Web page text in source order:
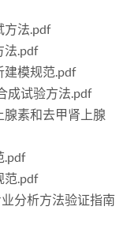
方法.pdf
法.pdf
建模规范.pdf
成试验方法.pdf
腺素和去甲肾上腺
.pdf
范.pdf
分析方法验证指南